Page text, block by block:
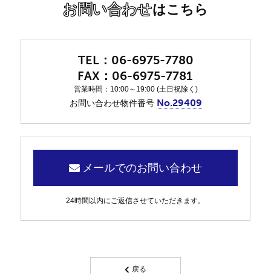
お問い合わせはこちら
06-6975-7780
06-6975-7781
営業時間：10:00～19:00 (土日祝除く)
お問い合わせ物件番号 No.29409
メールでのお問い合わせ
24時間以内にご返信させていただきます。
戻る